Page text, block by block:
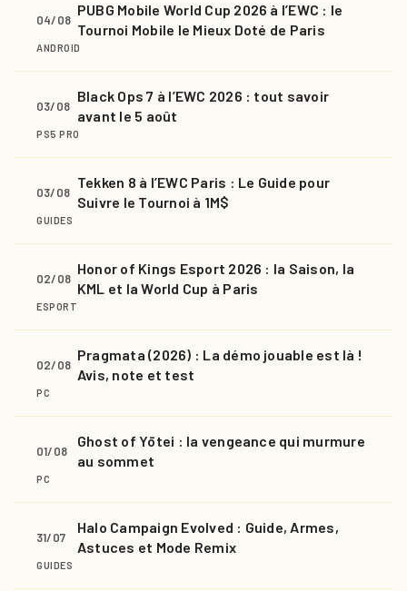
04/08
PUBG Mobile World Cup 2026 à l’EWC : le
Tournoi Mobile le Mieux Doté de Paris
ANDROID
03/08
Black Ops 7 à l’EWC 2026 : tout savoir
avant le 5 août
PS5 PRO
03/08
Tekken 8 à l’EWC Paris : Le Guide pour
Suivre le Tournoi à 1M$
GUIDES
02/08
Honor of Kings Esport 2026 : la Saison, la
KML et la World Cup à Paris
ESPORT
02/08
Pragmata (2026) : La démo jouable est là !
Avis, note et test
PC
01/08
Ghost of Yōtei : la vengeance qui murmure
au sommet
PC
31/07
Halo Campaign Evolved : Guide, Armes,
Astuces et Mode Remix
GUIDES